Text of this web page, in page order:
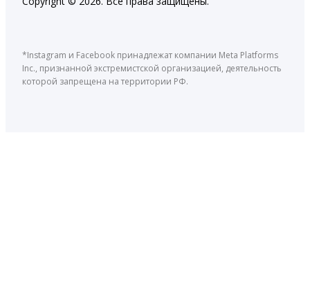
*Instagram и Facebook принадлежат компании Meta Platforms
Inc., признанной экстремистской организацией, деятельность
которой запрещена на территории РФ.